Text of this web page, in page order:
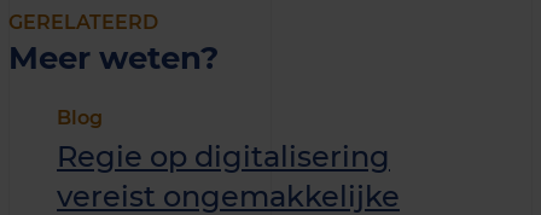
GERELATEERD
Meer weten?
Blog
Regie op digitalisering
vereist ongemakkelijke